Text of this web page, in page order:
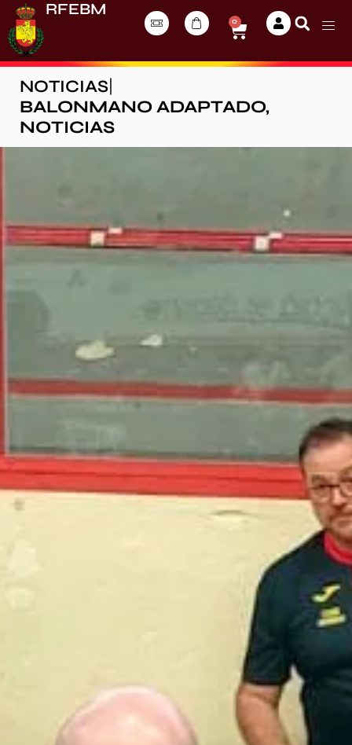
RFEBM
0
NOTICIAS
BALONMANO ADAPTADO,
NOTICIAS